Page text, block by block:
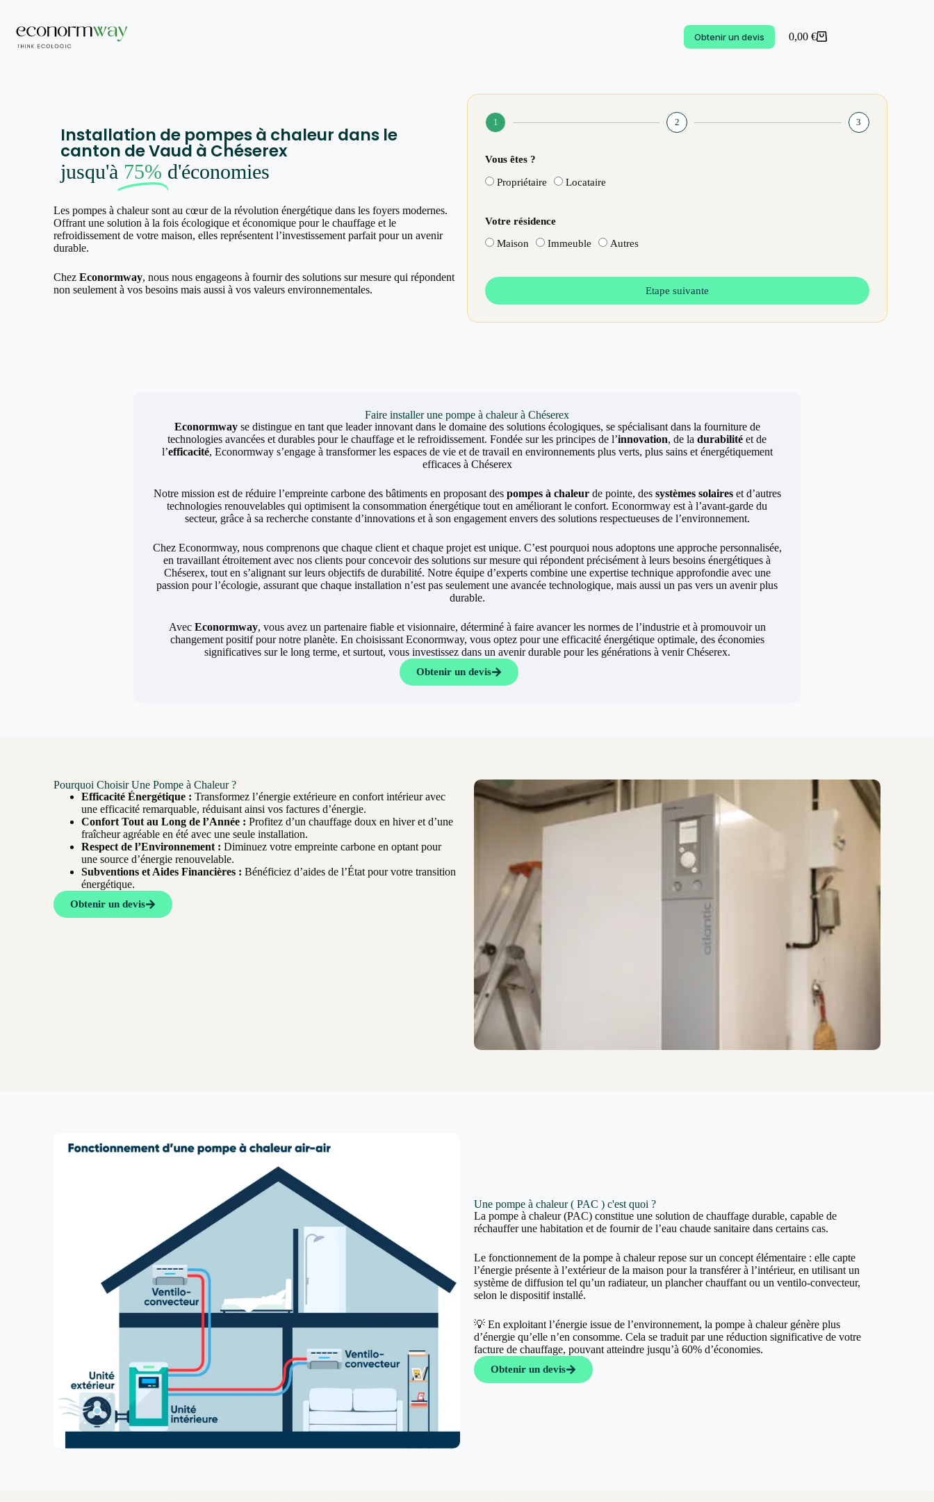
Obtenir un devis 0,00 €
Installation de pompes à chaleur dans le
canton de Vaud à Chéserex
jusqu'à 75% d'économies
Les pompes à chaleur sont au cœur de la révolution énergétique dans les foyers modernes.
Offrant une solution à la fois écologique et économique pour le chauffage et le
refroidissement de votre maison, elles représentent l’investissement parfait pour un avenir
durable.
ChezEconormway, nous nous engageons à fournir des solutions sur mesure qui répondent
non seulement à vos besoins mais aussi à vos valeurs environnementales.
1 2 3
Vous êtes ?
Propriétaire Locataire
Votre résidence
Maison Immeuble Autres
Etape suivante
Faire installer une pompe à chaleur à Chéserex
Econormwayse distingue en tant que leader innovant dans le domaine des solutions écologiques, se spécialisant dans la fourniture de
technologies avancées et durables pour le chauffage et le refroidissement. Fondée sur les principes de l’innovation, de la durabilité et de
l’efficacité, Econormway s’engage à transformer les espaces de vie et de travail en environnements plus verts, plus sains et énergétiquement
efficaces à Chéserex
Notre mission est de réduire l’empreinte carbone des bâtiments en proposant des pompes à chaleurde pointe, des systèmes solaireset d’autres
technologies renouvelables qui optimisent la consommation énergétique tout en améliorant le confort. Econormway est à l’avant-garde du
secteur, grâce à sa recherche constante d’innovations et à son engagement envers des solutions respectueuses de l’environnement.
Chez Econormway, nous comprenons que chaque client et chaque projet est unique. C’est pourquoi nous adoptons une approche personnalisée,
en travaillant étroitement avec nos clients pour concevoir des solutions sur mesure qui répondent précisément à leurs besoins énergétiques à
Chéserex, tout en s’alignant sur leurs objectifs de durabilité. Notre équipe d’experts combine une expertise technique approfondie avec une
passion pour l’écologie, assurant que chaque installation n’est pas seulement une avancée technologique, mais aussi un pas vers un avenir plus
durable.
Avec Econormway, vous avez un partenaire fiable et visionnaire, déterminé à faire avancer les normes de l’industrie et à promouvoir un
changement positif pour notre planète. En choisissant Econormway, vous optez pour une efficacité énergétique optimale, des économies
significatives sur le long terme, et surtout, vous investissez dans un avenir durable pour les générations à venir Chéserex.
Obtenir un devis
Pourquoi Choisir Une Pompe à Chaleur ?
Efficacité Énergétique : Transformez l’énergie extérieure en confort intérieur avec
une efficacité remarquable, réduisant ainsi vos factures d’énergie.
Confort Tout au Long de l’Année : Profitez d’un chauffage doux en hiver et d’une
fraîcheur agréable en été avec une seule installation.
Respect de l’Environnement : Diminuez votre empreinte carbone en optant pour
une source d’énergie renouvelable.
Subventions et Aides Financières : Bénéficiez d’aides de l’État pour votre transition
énergétique.
Obtenir un devis
Une pompe à chaleur ( PAC ) c'est quoi ?
La pompe à chaleur (PAC) constitue une solution de chauffage durable, capable de
réchauffer une habitation et de fournir de l’eau chaude sanitaire dans certains cas.
Le fonctionnement de la pompe à chaleur repose sur un concept élémentaire : elle capte
l’énergie présente à l’extérieur de la maison pour la transférer à l’intérieur, en utilisant un
système de diffusion tel qu’un radiateur, un plancher chauffant ou un ventilo-convecteur,
selon le dispositif installé.
💡 En exploitant l’énergie issue de l’environnement, la pompe à chaleur génère plus
d’énergie qu’elle n’en consomme. Cela se traduit par une réduction significative de votre
facture de chauffage, pouvant atteindre jusqu’à 60% d’économies.
Obtenir un devis